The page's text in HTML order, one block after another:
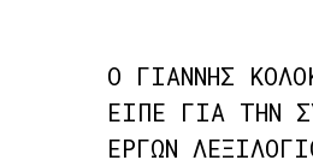
Ο ΓΙΑΝΝΗΣ
ΕΙΠΕ ΓΙΑ ΤΗΝ
ΕΡΓΩΝ